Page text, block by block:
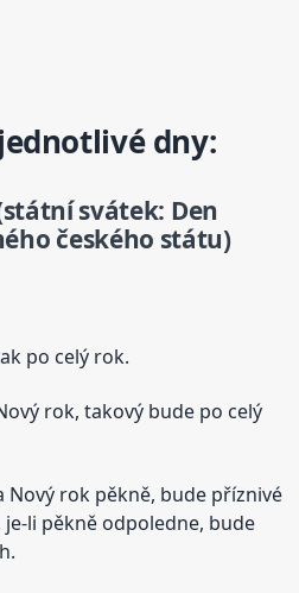
dny:
svátek: Den
českého státu)
po celý rok.
rok, takový bude po celý
Nový rok pěkně, bude příznivé
li pěkně odpoledne, bude